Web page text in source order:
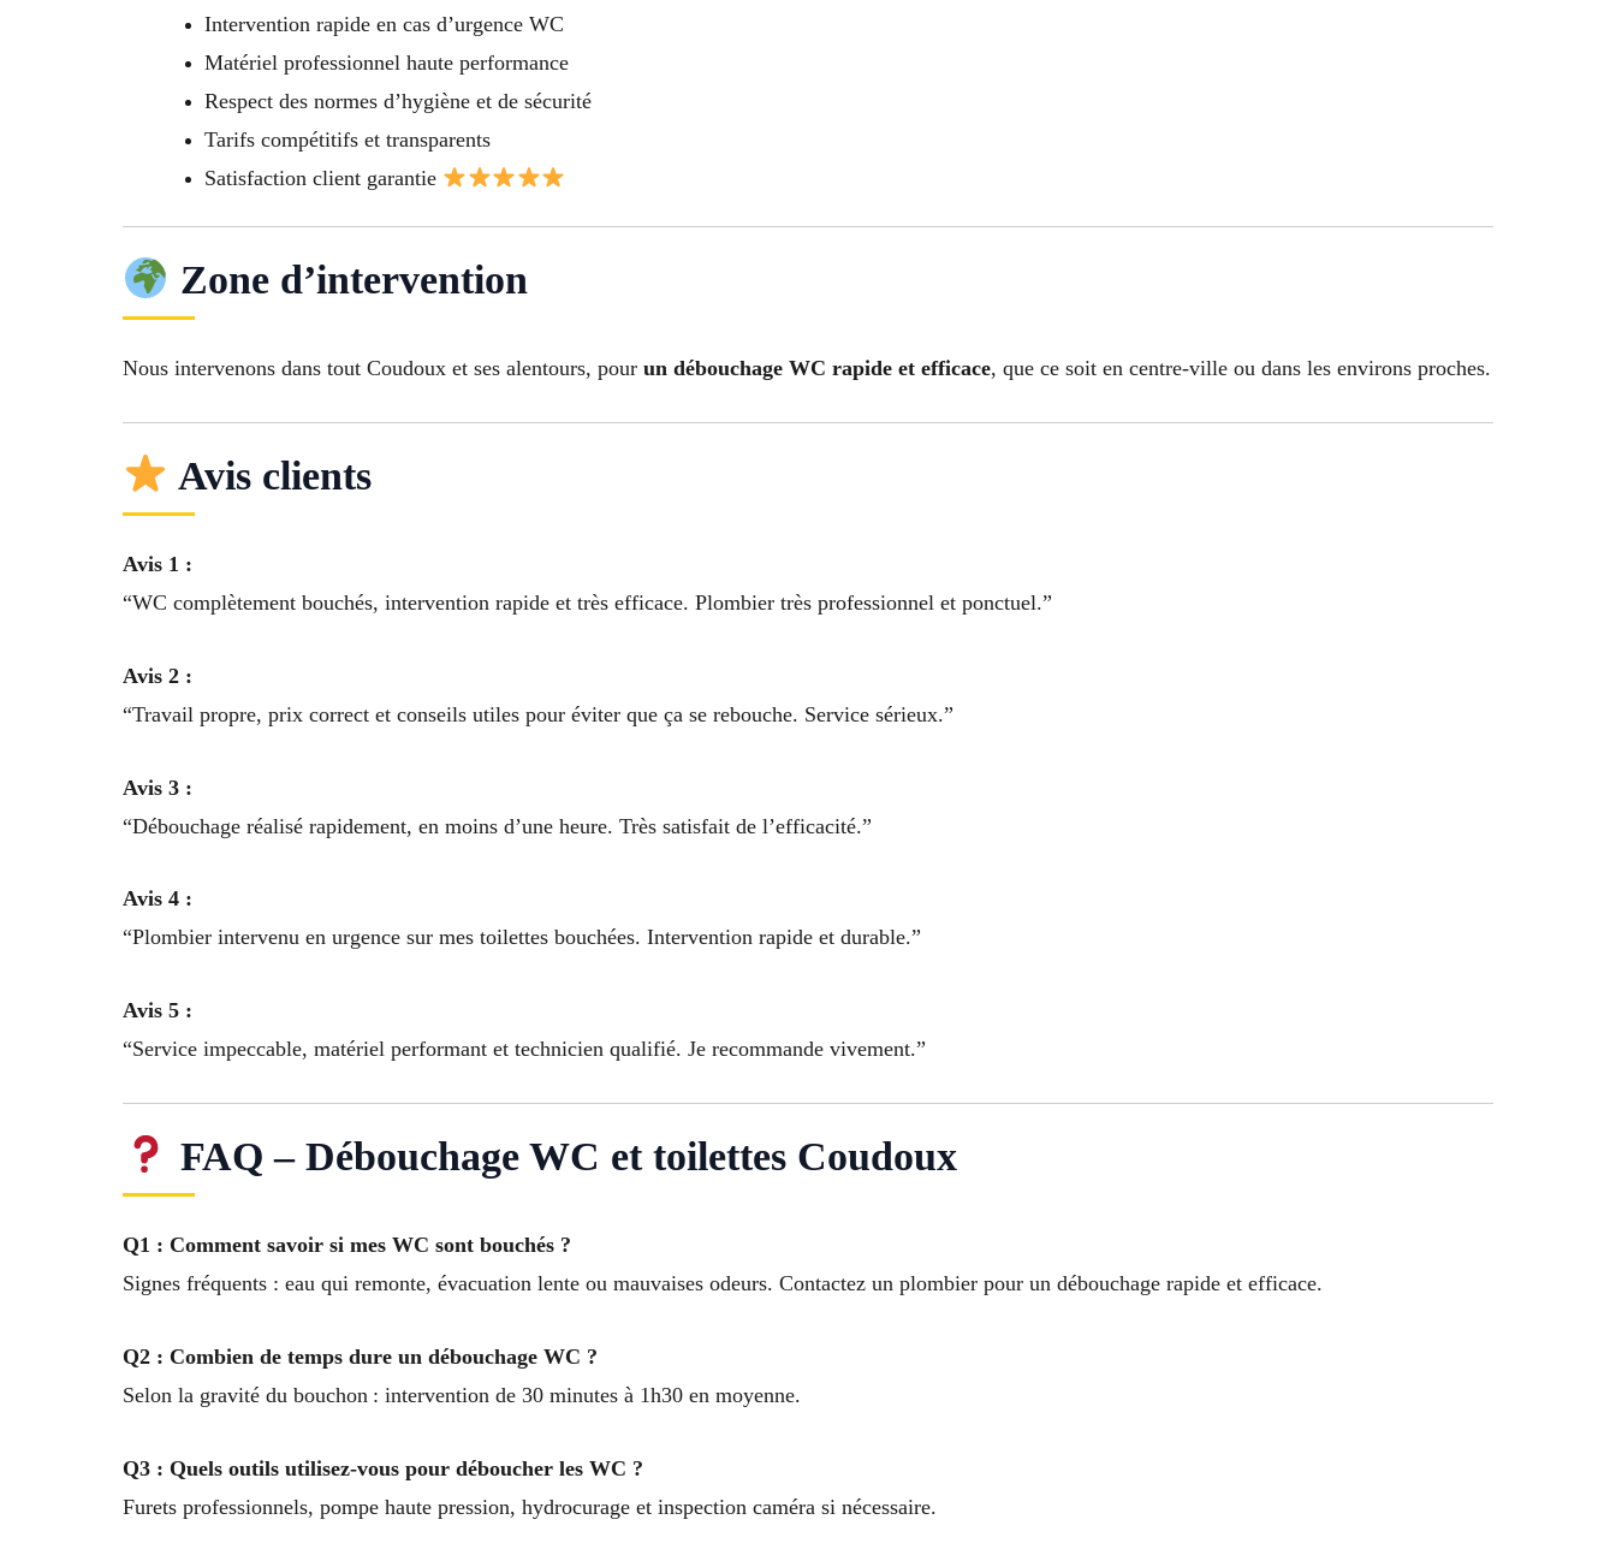
Intervention rapide en cas d’urgence WC
Matériel professionnel haute performance
Respect des normes d’hygiène et de sécurité
Tarifs compétitifs et transparents
Satisfaction client garantie
Zone d’intervention
Nous intervenons dans tout Coudoux et ses alentours, pour un débouchage WC rapide et efficace, que ce soit en centre-ville ou dans les environs proches.
Avis clients
Avis 1 :
“WC complètement bouchés, intervention rapide et très efficace. Plombier très professionnel et ponctuel.”
Avis 2 :
“Travail propre, prix correct et conseils utiles pour éviter que ça se rebouche. Service sérieux.”
Avis 3 :
“Débouchage réalisé rapidement, en moins d’une heure. Très satisfait de l’efficacité.”
Avis 4 :
“Plombier intervenu en urgence sur mes toilettes bouchées. Intervention rapide et durable.”
Avis 5 :
“Service impeccable, matériel performant et technicien qualifié. Je recommande vivement.”
FAQ – Débouchage WC et toilettes Coudoux
Q1 : Comment savoir si mes WC sont bouchés ?
Signes fréquents : eau qui remonte, évacuation lente ou mauvaises odeurs. Contactez un plombier pour un débouchage rapide et efficace.
Q2 : Combien de temps dure un débouchage WC ?
Selon la gravité du bouchon : intervention de 30 minutes à 1h30 en moyenne.
Q3 : Quels outils utilisez-vous pour déboucher les WC ?
Furets professionnels, pompe haute pression, hydrocurage et inspection caméra si nécessaire.